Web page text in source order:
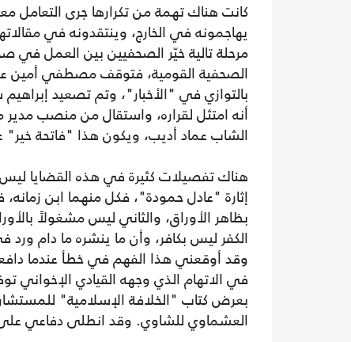
كانت هناك تهمة من تكرارها جرى
يهاجمونه في الخارج، وينتقدونه في
مرحلة تالية خيّر الصحفيين بين العمل في
الصحفية القومية، فتوقف مصطفي
بالتوازي في "الأخبار"، وتم تصعيد
أنه امتثل لقراره، واستقال من منصب مدير
الشاب عماد أديب، ويكون هذا "فاتحة خير"
هناك تفصيلات كثيرة في هذه القضايا ليس
إثارة "عادل حمودة"، فكل منهما ابن
بظاهر الأوراق، والثاني ليس مشغولاً
الكفر ليس بكافر، وأن ما ينشره ما دام
وقد أوقعني هذا الفهم في خطأ عندما دافعت
في الاتهام الذي وجهه القيادي
بعرض كتاب "الخلافة الإسلامية"
العشماوي للشاوي. وقد انطلى دفاعي على